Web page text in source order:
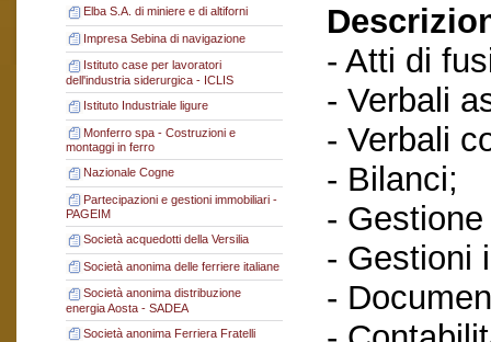
Elba S.A. di miniere e di altiforni
Impresa Sebina di navigazione
Istituto case per lavoratori
dell'industria siderurgica - ICLIS
Istituto Industriale ligure
Monferro spa - Costruzioni e
montaggi in ferro
Nazionale Cogne
Partecipazioni e gestioni immobiliari -
PAGEIM
Società acquedotti della Versilia
Società anonima delle ferriere italiane
Società anonima distribuzione
energia Aosta - SADEA
Società anonima Ferriera Fratelli
- Atti di
- Verbali
- Verbali
- Bilanci;
-
- Gestioni
-